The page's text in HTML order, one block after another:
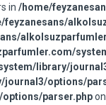
in /home/
feyzanesans/
library/
options/
parser.php